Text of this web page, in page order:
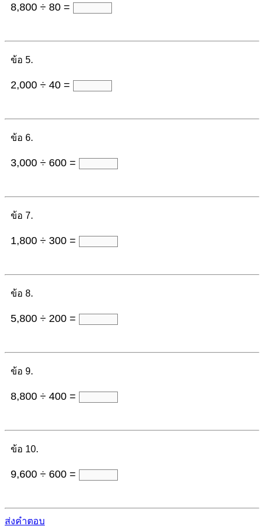
8,800 ÷ 80 =
ข้อ 5.
2,000 ÷ 40 =
ข้อ 6.
3,000 ÷ 600 =
ข้อ 7.
1,800 ÷ 300 =
ข้อ 8.
5,800 ÷ 200 =
ข้อ 9.
8,800 ÷ 400 =
ข้อ 10.
9,600 ÷ 600 =
ส่งคำตอบ